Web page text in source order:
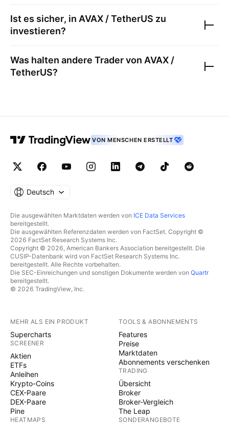
Ist es sicher, in AVAX / TetherUS zu
investieren?
Was halten andere Trader von AVAX /
TetherUS?
VON MENSCHEN ERSTELLT
Deutsch
Die ausgewählten Marktdaten werden von ICE Data Services
bereitgestellt.
Die ausgewählten Referenzdaten werden von FactSet. Copyright ©
2026 FactSet Research Systems Inc.
Copyright © 2026, American Bankers Association bereitgestellt. Die
CUSIP-Datenbank wird von FactSet Research Systems Inc.
bereitgestellt. Alle Rechte vorbehalten.
Die SEC-Einreichungen und sonstigen Dokumente werden von Quartr
bereitgestellt.
© 2026 TradingView, Inc.
MEHR ALS EIN PRODUKT
Supercharts
SCREENER
Aktien
ETFs
Anleihen
Krypto-Coins
CEX-Paare
DEX-Paare
Pine
HEATMAPS
TOOLS & ABONNEMENTS
Features
Preise
Marktdaten
Abonnements verschenken
TRADING
Übersicht
Broker
Broker-Vergleich
The Leap
SONDERANGEBOTE